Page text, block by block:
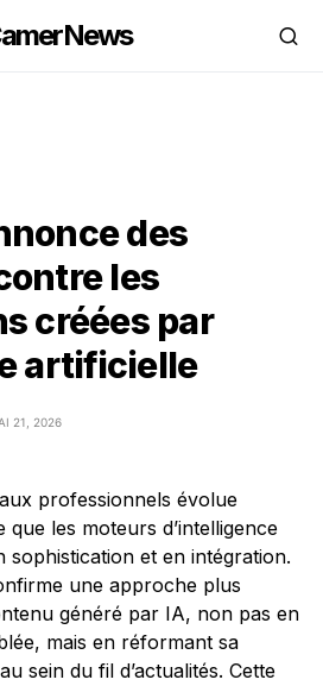
des
les
créées par
artificielle
21, 2026
professionnels évolue
que les moteurs d’intelligence
sophistication et en intégration.
une approche plus
généré par IA, non pas en
mais en réformant sa
sein du fil d’actualités. Cette